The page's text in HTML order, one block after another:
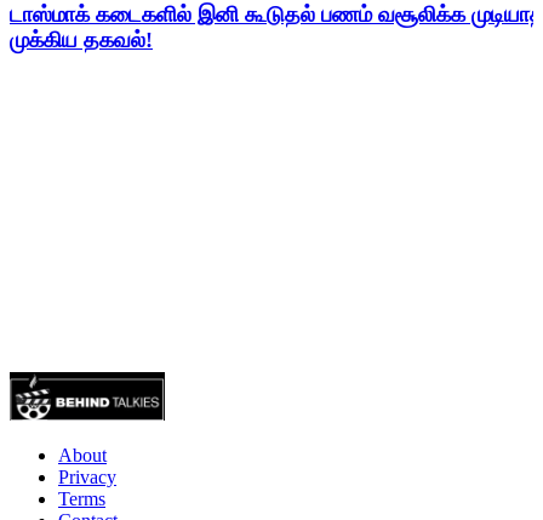
டாஸ்மாக் கடைகளில் இனி கூடுதல் பணம் வசூலிக்க
முக்கிய தகவல்!
About
Privacy
Terms